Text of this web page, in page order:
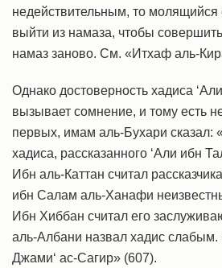
недействительным, то молящийся
выйти из намаза, чтобы
намаз заново. См. «Итхаф аль-
Однако достоверность хадиса
вызывает сомнение, и тому есть
первых, имам аль-Бухари сказал:
хадиса, рассказанного ‘Али ибн
Ибн аль-Каттан считал
ибн Салам аль-Ханафи
Ибн Хиббан считал его
аль-Албани назвал хадис
Джами‘ ас-Сагир» (607).